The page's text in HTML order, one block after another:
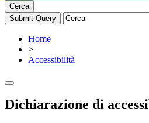
Cerca
Home
>
Accessibilità
Dichiarazione di